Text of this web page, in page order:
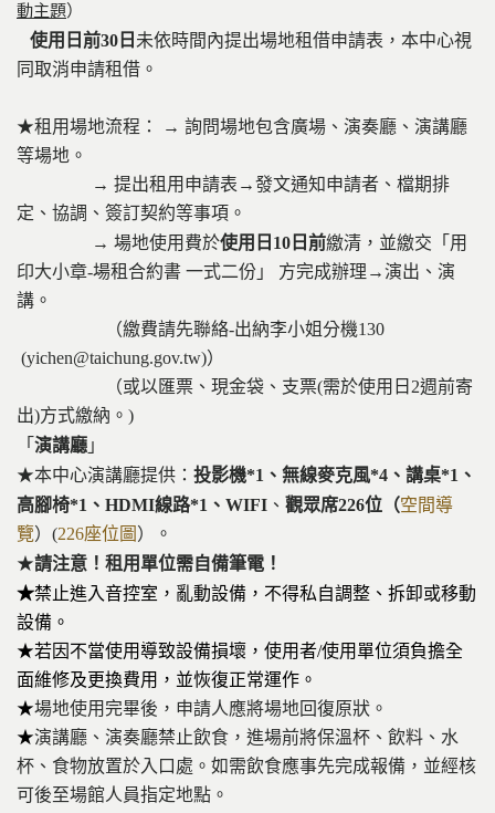
動主題）
使用日前30日 未依時間內提出場地租借申請表，本中心視
同取消申請租借。
★租用場地流程： → 詢問場地包含廣場、演奏廳、演講廳
等場地。
→ 提出租用申請表→發文通知申請者、檔期排
定、協調、簽訂契約等事項。
→ 場地使用費於使用日10日前繳清，並繳交「用
印大小章-場租合約書 一式二份」 方完成辦理→演出、演
講。
（繳費請先聯絡-出納李小姐分機130
(yichen@taichung.gov.tw)）
（或以匯票、現金袋、支票(需於使用日2週前寄
出)方式繳納。)
「 演講廳 」
★本中心演講廳提供： 投影機*1、無線麥克風*4、講桌*1、
高腳椅*1、HDMI線路*1、WIFI 、 觀眾席226位（空間導
覽）(226座位圖 ）。
★請注意！租用單位需自備筆電！
★禁止進入音控室，亂動設備，不得私自調整、拆卸或移動
設備。
★若因不當使用導致設備損壞，使用者/使用單位須負擔全
面維修及更換費用，並恢復正常運作。
★場地使用完畢後，申請人應將場地回復原狀。
★演講廳、演奏廳禁止飲食，進場前將保溫杯、飲料、水
杯、食物放置於入口處。如需飲食應事先完成報備，並經核
可後至場館人員指定地點。